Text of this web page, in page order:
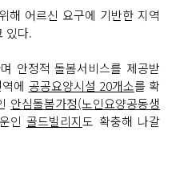
해 어르신 요구에 기반한 지역
있다.
안정적 돌봄서비스를 제공받
에 공공요양시설 20개소를 확
안심돌봄가정(노인요양공동생
인 골드빌리지도 확충해 나갈